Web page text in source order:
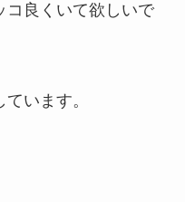
コ良くいて欲しいで
います。